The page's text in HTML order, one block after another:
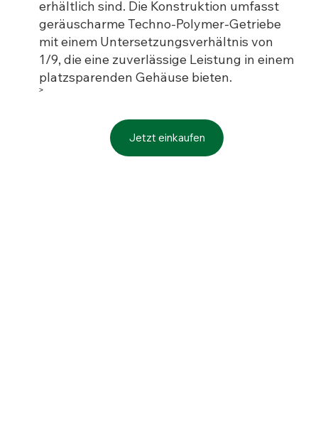
erhältlich sind. Die Konstruktion umfasst
geräuscharme Techno-Polymer-Getriebe
mit einem Untersetzungsverhältnis von
1/9, die eine zuverlässige Leistung in einem
platzsparenden Gehäuse bieten.
>
Jetzt einkaufen